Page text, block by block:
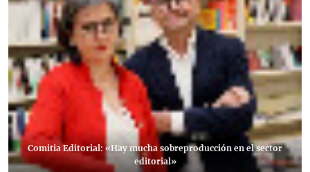
Comitia Editorial: «Hay mucha sobreproducción en el sector
editorial»